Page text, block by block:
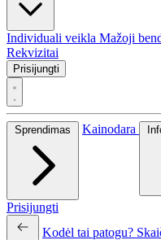
Individuali veikla Mažoji
Rekvizitai
Prisijungti
Sprendimas Kainodara
Prisijungti
Kodėl tai patogu?